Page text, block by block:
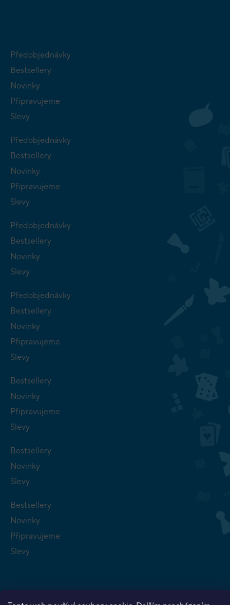
Předobjednávky
Bestsellery
Novinky
Připravujeme
Slevy
Předobjednávky
Bestsellery
Novinky
Připravujeme
Slevy
Předobjednávky
Bestsellery
Novinky
Slevy
Předobjednávky
Bestsellery
Novinky
Připravujeme
Slevy
Bestsellery
Novinky
Připravujeme
Slevy
Bestsellery
Novinky
Slevy
Bestsellery
Novinky
Připravujeme
Slevy